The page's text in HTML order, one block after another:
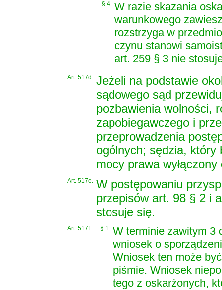
§ 4. W razie skazania
warunkowego
rozstrzyga w
czynu stanowi
art. 259 § 3 nie
Art. 517d. Jeżeli na podstawie
sądowego sąd
pozbawienia wolności,
zapobiegawczego i
przeprowadzenia
ogólnych; sędzia, który
mocy prawa
Art. 517e. W postępowaniu
przepisów art. 98 § 2 i
stosuje się.
Art. 517f. § 1. W terminie zawitym 3
wniosek o
Wniosek ten może
piśmie. Wniosek
tego z oskarżonych,